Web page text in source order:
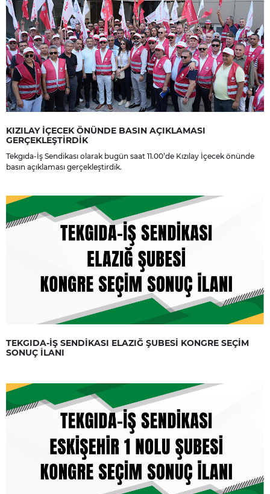
KIZILAY İÇECEK ÖNÜNDE BASIN AÇIKLAMASI
GERÇEKLEŞTİRDİK
Tekgıda-İş Sendikası olarak bugün saat 11.00’de Kızılay İçecek önünde
basın açıklaması gerçekleştirdik.
TEKGIDA-İŞ SENDİKASI ELAZIĞ ŞUBESİ KONGRE SEÇİM
SONUÇ İLANI